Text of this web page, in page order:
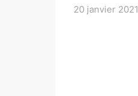
20 janvier 2021